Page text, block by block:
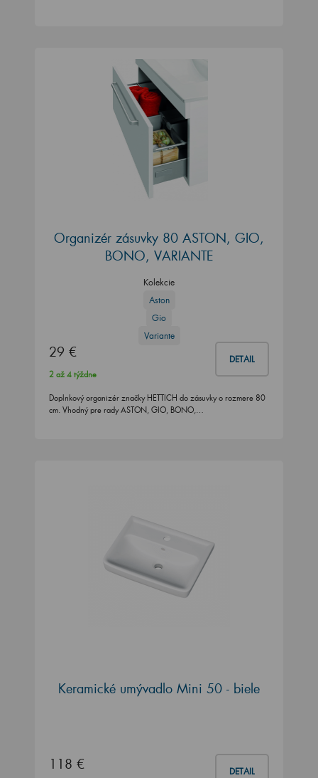
Organizér zásuvky 80 ASTON, GIO,
BONO, VARIANTE
Kolekcie
Aston
Gio
Variante
29 € DETAIL
2 až 4 týždne
Doplnkový organizér značky HETTICH do zásuvky o rozmere 80
cm. Vhodný pre rady ASTON, GIO, BONO,…
Keramické umývadlo Mini 50 - biele
118 € DETAIL